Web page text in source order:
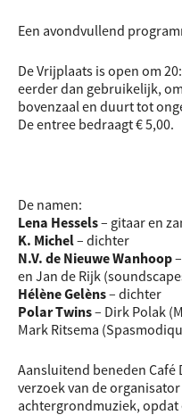
Een avondvullend
De Vrijplaats is open om
eerder dan gebruikelijk,
bovenzaal en duurt tot
De entree bedraagt € 5,00.
De namen:
Lena Hessels– gitaar en
K. Michel– dichter
N.V. de Nieuwe Wanhoop
en Jan de Rijk
Hélène Gelèns– dichter
Polar Twins– Dirk Polak
Mark Ritsema
Aansluitend beneden
verzoek van de
achtergrondmuziek,